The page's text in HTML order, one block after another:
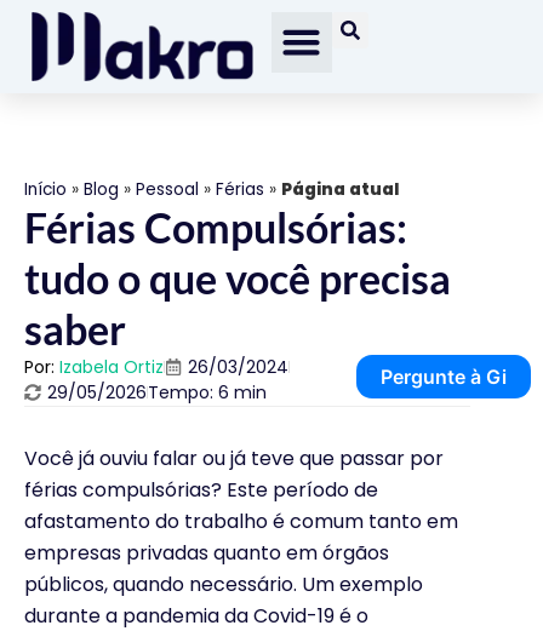
Início » Blog » Pessoal » Férias » Página atual
Férias Compulsórias:
tudo o que você precisa
saber
Por: Izabela Ortiz
26/03/2024
29/05/2026Tempo: 6 min
Pergunte à Gi
Você já ouviu falar ou já teve que passar por
férias compulsórias? Este período de
afastamento do trabalho é comum tanto em
empresas privadas quanto em órgãos
públicos, quando necessário. Um exemplo
durante a pandemia da Covid-19 é o